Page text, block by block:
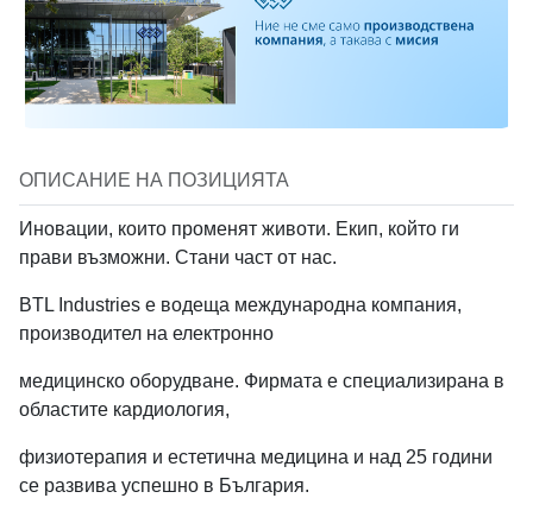
ОПИСАНИЕ НА ПОЗИЦИЯТА
Иновации, които променят животи. Екип, който ги
прави възможни. Стани част от нас.
BTL Industries е водеща международна компания,
производител на електронно
медицинско оборудване. Фирмата е специализирана в
областите кардиология,
физиотерапия и естетична медицина и над 25 години
се развива успешно в България.
+359
Имейл
*Запознат съм сУведомлението относно обработване на лични
данни на кандидати за работа на BTL Industries
При кликане на "Изпрати" се съгласяваш с
Изпрати
No media Image Youtube video
Кликни тук за да запишеш видеото
Запиши видео
Вместо товакачи видео файл
Създай профил в BTL
Industries
Парола
* Паролата трябва да е поне 8 символа
При избиране на "Създай профил" се съгласяваш с
Условията за ползване
Политиките за поверителност
Създай профил
ИЛИ
Вход в BTL Industries
Имейл
Парола
Забравена парола
Вход
ИЛИ
Вход с Google